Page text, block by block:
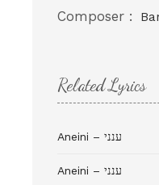
Composer :
Related Lyrics
Aneini – ענני
Aneini – ענני